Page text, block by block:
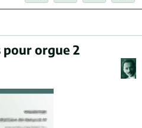
pour orgue 2